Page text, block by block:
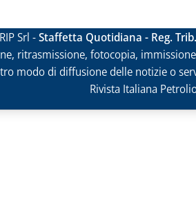
Srl -Staffetta Quotidiana - Reg.
ritrasmissione, fotocopia,
modo di diffusione delle notizie o
Rivista Italiana